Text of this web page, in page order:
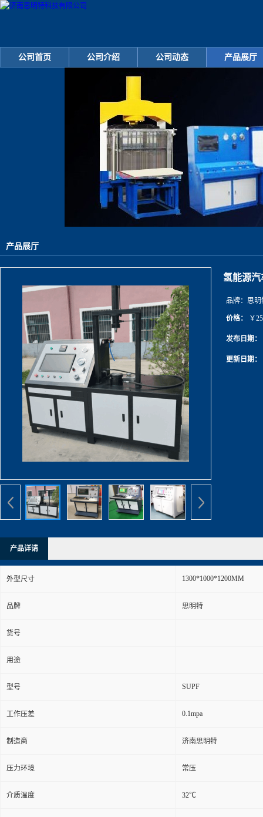
公司首页 公司介绍 公司动态 产品展厅
产品展厅
氢能源
品牌： 思明
价格： ￥
发布日期：
更新日期：
产品详请
外型尺寸 1300*1000*1200MM
品牌 思明特
货号
用途
型号 SUPF
工作压差 0.1mpa
制造商 济南思明特
压力环境 常压
介质温度 32℃